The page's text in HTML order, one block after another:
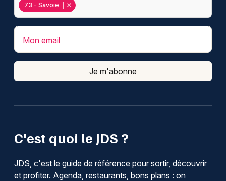
C'est quoi le JDS ?
JDS, c'est le guide de référence pour sortir, découvrir
et profiter. Agenda, restaurants, bons plans : on
73 - Savoie
Mon email
Je m'abonne